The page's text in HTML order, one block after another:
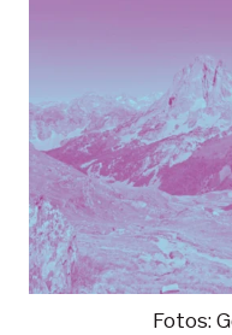
Fotos: